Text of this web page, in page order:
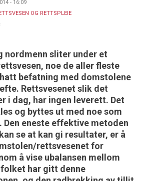
- 16:09
OG RETTSPLEIE
nordmenn sliter under et
noe de aller fleste
befatning med domstolene
Rettsvesenet slik det
i dag, har ingen leverett. Det
og byttes ut med noe som
Den eneste effektive metoden
se at kan gi resultater, er å
rettsvesenet for
å vise ubalansen mellom
har gitt denne